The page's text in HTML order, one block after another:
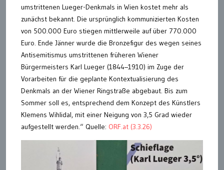
umstrittenen Lueger-Denkmals in Wien kostet mehr als
zunächst bekannt. Die ursprünglich kommunizierten Kosten
von 500.000 Euro stiegen mittlerweile auf über 770.000
Euro. Ende Jänner wurde die Bronzefigur des wegen seines
Antisemitismus umstrittenen früheren Wiener
Bürgermeisters Karl Lueger (1844–1910) im Zuge der
Vorarbeiten für die geplante Kontextualisierung des
Denkmals an der Wiener Ringstraße abgebaut. Bis zum
Sommer soll es, entsprechend dem Konzept des Künstlers
Klemens Wihlidal, mit einer Neigung von 3,5 Grad wieder
aufgestellt werden.“ Quelle: ORF.at (3.3.26)